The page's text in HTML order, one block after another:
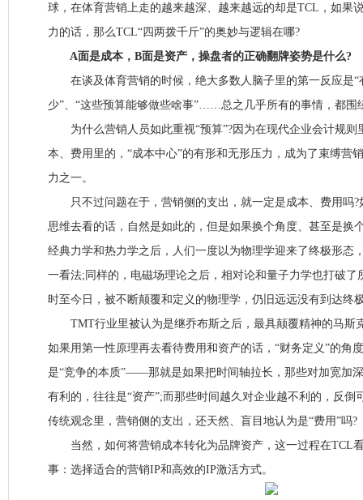
球，在体育营销上走的越来越深、越来越远的却是TCL，如果
力的话，那么TCL“四两拨千斤”的奥妙与逻辑在哪?
A面是成本，B面是资产，操盘者的正确翻牌姿势是什么?
在谈及体育营销的时候，绝大多数人脑子里的第一反应是“
少”、“这些预算能够做些啥事”……总之几乎所有的事情，都围
为什么营销人员如此重视“预算”?因为在现代企业会计规则
本、费用里的，“成本中心”的有形和无形压力，成为了束缚营
力之一。
只不过问题在于，营销侧的支出，就一定是成本、费用吗?
思维去看的话，自然是如此的，但是如果换个角度、甚至是换
经典力学和热力学之后，人们一度以为物理学迎来了终极形态
一看法;同样的，电磁场理论之后，相对论和量子力学也打破了
时至今日，被不断颠覆和定义的物理学，仍旧远远没有到达终
TMT行业里被认为是继乔布斯之后，最具颠覆精神的马斯
如果用第一性原理再去看待费用和资产的话，“财务定义”的角
是“竞争的本质”——那就是如果把时间轴拉长，那些对加宽加
有利的，往往是“资产”;而那些时间越久对企业越不利的，反倒
传统观念里，营销侧的支出，还天然、盲目地认为是“费用”吗?
当然，如何将营销成本转化为品牌资产，这一过程在TCL
事：选择适合的营销IP和高效的IP激活方式。